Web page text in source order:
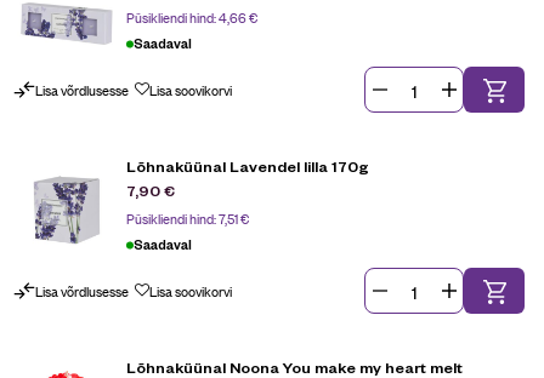
Püsikliendi hind:4,66€
Saadaval
Lisa võrdlusesse Lisa soovikorvi
Lõhnaküünal Lavendel lilla 170g
7,90€
Püsikliendi hind:7,51€
Saadaval
Lisa võrdlusesse Lisa soovikorvi
Lõhnaküünal Noona You make my heart melt